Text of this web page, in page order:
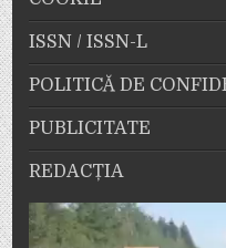
ISSN / ISSN-L
POLITICĂ DE
PUBLICITATE
REDACȚIA